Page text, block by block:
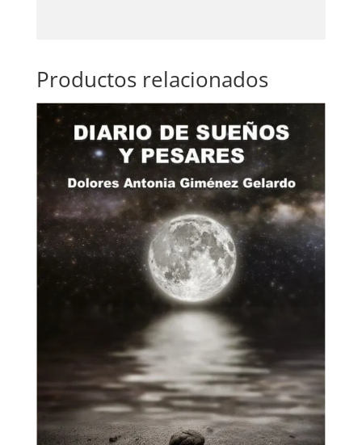
Productos relacionados